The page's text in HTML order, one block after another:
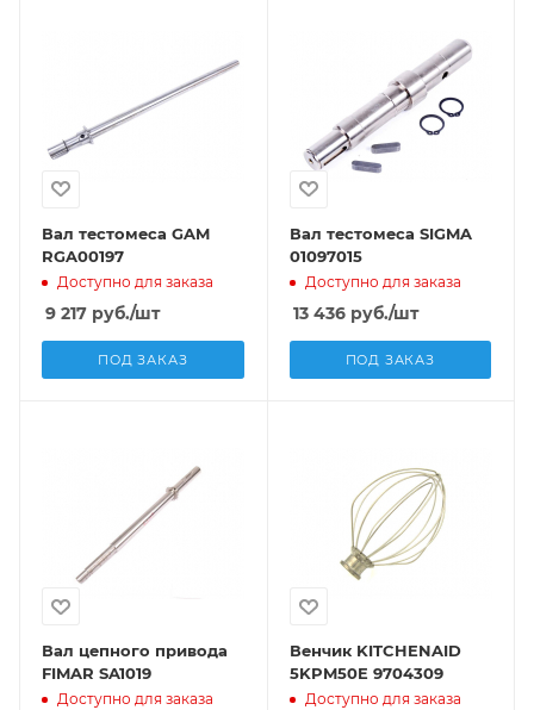
Вал тестомеса GAM
RGA00197
Доступно для заказа
9 217 руб./шт
ПОД ЗАКАЗ
Вал тестомеса SIGMA
01097015
Доступно для заказа
13 436руб./шт
ПОД ЗАКАЗ
Вал цепного привода
FIMAR SA1019
Доступно для заказа
Венчик KITCHENAID
5KPM50E 9704309
Доступно для заказа